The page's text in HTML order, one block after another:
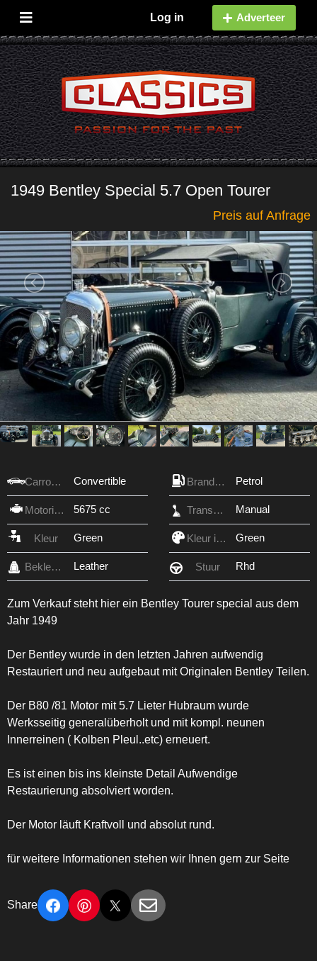
Log in Adverteer
1949 Bentley Special 5.7 Open Tourer
Preis auf Anfrage
Carrosserie Convertible Brandstof Petrol
Motorinhoud 5675 cc Transmissie Manual
Kleur Green Kleur interieur Green
Bekleding Leather Stuur Rhd
Zum Verkauf steht hier ein Bentley Tourer special aus dem
Jahr 1949
Der Bentley wurde in den letzten Jahren aufwendig
Restauriert und neu aufgebaut mit Originalen Bentley Teilen.
Der B80 /81 Motor mit 5.7 Lieter Hubraum wurde
Werksseitig generalüberholt und mit kompl. neunen
Innerreinen ( Kolben Pleul..etc) erneuert.
Es ist einen bis ins kleinste Detail Aufwendige
Restaurierung absolviert worden.
Der Motor läuft Kraftvoll und absolut rund.
für weitere Informationen stehen wir Ihnen gern zur Seite
Share